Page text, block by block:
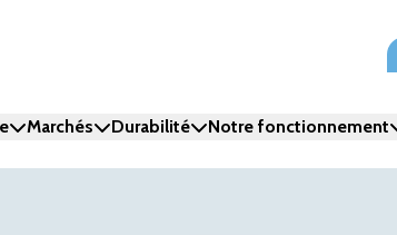
Marchés Durabilité Notre fonctionnement